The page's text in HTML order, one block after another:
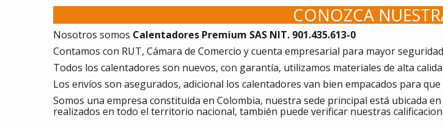
CONOZCA
Nosotros somos Calentadores Premium SAS NIT. 901.435.613-0
Contamos con RUT, Cámara de Comercio y cuenta empresarial para mayor
Todos los calentadores son nuevos, con garantía, utilizamos materiales de alta
Los envíos son asegurados, adicional los calentadores van bien empacados para
Somos una empresa constituida en Colombia, nuestra sede principal está ubicada
realizados en todo el territorio nacional, también puede verificar nuestras